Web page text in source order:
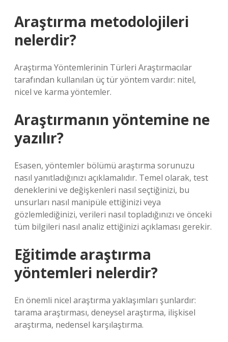
Araştırma metodolojileri
nelerdir?
Araştırma Yöntemlerinin Türleri Araştırmacılar
tarafından kullanılan üç tür yöntem vardır: nitel,
nicel ve karma yöntemler.
Araştırmanın yöntemine ne
yazılır?
Esasen, yöntemler bölümü araştırma sorunuzu
nasıl yanıtladığınızı açıklamalıdır. Temel olarak, test
deneklerini ve değişkenleri nasıl seçtiğinizi, bu
unsurları nasıl manipüle ettiğinizi veya
gözlemlediğinizi, verileri nasıl topladığınızı ve önceki
tüm bilgileri nasıl analiz ettiğinizi açıklaması gerekir.
Eğitimde araştırma
yöntemleri nelerdir?
En önemli nicel araştırma yaklaşımları şunlardır:
tarama araştırması, deneysel araştırma, ilişkisel
araştırma, nedensel karşılaştırma.